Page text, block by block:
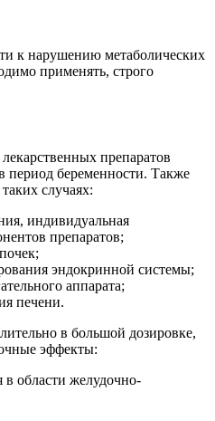
к нарушению метаболических
применять, строго
препаратов
период беременности. Также
случаях:
индивидуальная
препаратов;
эндокринной системы;
аппарата;
печени.
в большой дозировке,
эффекты:
области желудочно-